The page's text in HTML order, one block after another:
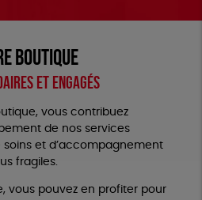
boutique
et engagés
vous contribuez
de nos services
soins et d’accompagnement
fragiles.
vous pouvez en profiter pour